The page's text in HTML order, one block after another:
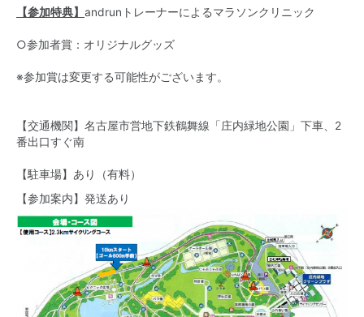
【参加特典】 andrunトレーナーによるマラソンクリニック
○参加者賞：オリジナルグッズ
※参加賞は変更する可能性がございます。
【交通機関】名古屋市営地下鉄鶴舞線「庄内緑地公園」下車、2
番出口すぐ南
【駐車場】あり（有料）
【参加案内】発送あり